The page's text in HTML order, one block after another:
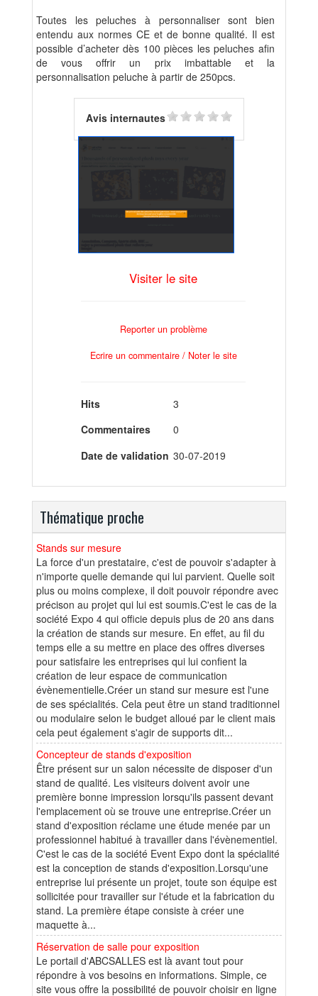
Toutes les peluches à personnaliser sont bien
entendu aux normes CE et de bonne qualité. Il est
possible d’acheter dès 100 pièces les peluches afin
de vous offrir un prix imbattable et la
personnalisation peluche à partir de 250pcs.
Avis internautes
Visiter le site
Reporter un problème
Ecrire un commentaire / Noter le site
Hits
3
Commentaires
0
Date de validation 30-07-2019
Thématique proche
Stands sur mesure
La force d'un prestataire, c'est de pouvoir s'adapter à
n'importe quelle demande qui lui parvient. Quelle soit
plus ou moins complexe, il doit pouvoir répondre avec
précison au projet qui lui est soumis.C'est le cas de la
société Expo 4 qui officie depuis plus de 20 ans dans
la création de stands sur mesure. En effet, au fil du
temps elle a su mettre en place des offres diverses
pour satisfaire les entreprises qui lui confient la
création de leur espace de communication
évènementielle.Créer un stand sur mesure est l'une
de ses spécialités. Cela peut être un stand traditionnel
ou modulaire selon le budget alloué par le client mais
cela peut également s'agir de supports dit...
Concepteur de stands d'exposition
Être présent sur un salon nécessite de disposer d'un
stand de qualité. Les visiteurs doivent avoir une
première bonne impression lorsqu'ils passent devant
l'emplacement où se trouve une entreprise.Créer un
stand d'exposition réclame une étude menée par un
professionnel habitué à travailler dans l'évènementiel.
C'est le cas de la société Event Expo dont la spécialité
est la conception de stands d'exposition.Lorsqu'une
entreprise lui présente un projet, toute son équipe est
sollicitée pour travailler sur l'étude et la fabrication du
stand. La première étape consiste à créer une
maquette à...
Réservation de salle pour exposition
Le portail d'ABCSALLES est là avant tout pour
répondre à vos besoins en informations. Simple, ce
site vous offre la possibilité de pouvoir choisir en ligne